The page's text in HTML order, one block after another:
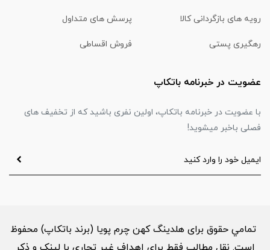
رویه های بازگردانی کالا پرسش های متداول
رهگیری پستی فروش اقساطی
عضویت در خبرنامه باتکاپ
با عضویت در خبرنامه باتکاپ، اولین نفری باشید که از تخفیف های
فصلی باخبر میشوید!
تمامي حقوق برای هلدینگ کهن چرم پویا (برند باتکاپ) محفوظ